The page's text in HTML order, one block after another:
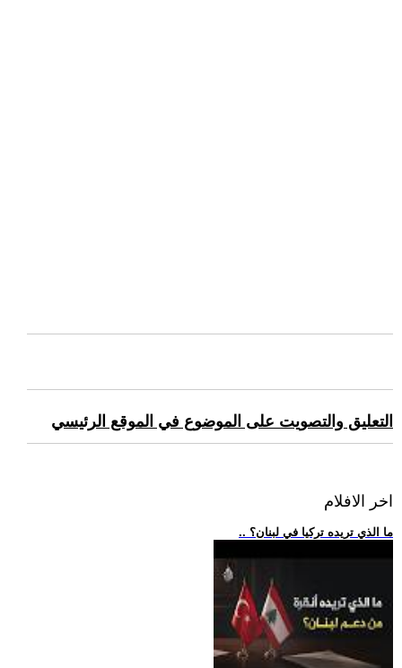
التعليق والتصويت على الموضوع في الموقع الرئيسي
اخر الافلام
.. ما الذي تريده تركيا في لبنان؟